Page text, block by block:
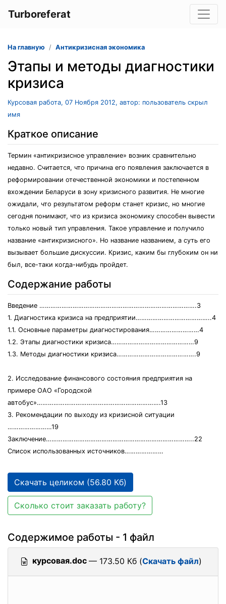
Turboreferat
На главную Антикризисная экономика
Этапы и методы диагностики
кризиса
Курсовая работа, 07 Ноября 2012, автор: пользователь скрыл
имя
Краткое описание
Термин «антикризисное управление» возник сравнительно
недавно. Считается, что причина его появления заключается в
реформировании отечественной экономики и постепенном
вхождении Беларуси в зону кризисного развития. Не многие
ожидали, что результатом реформ станет кризис, но многие
сегодня понимают, что из кризиса экономику способен вывести
только новый тип управления. Такое управление и получило
название «антикризисного». Но название названием, а суть его
вызывает большие дискуссии. Кризис, каким бы глубоким он ни
был, все-таки когда-нибудь пройдет.
Содержание работы
Введение ………………………………………………………………………….3
1. Диагностика кризиса на предприятии…………………………………..4
1.1. Основные параметры диагностирования………………………4
1.2. Этапы диагностики кризиса………………………………………9
1.3. Методы диагностики кризиса…………………………………….9
2. Исследование финансового состояния предприятия на
примере ОАО «Городской
автобус»………………………………………………………….13
3. Рекомендации по выходу из кризисной ситуации
……………………19
Заключение……………………………………………………………………..22
Список использованных источников…………………
Скачать целиком (56.80 Кб)
Сколько стоит заказать работу?
Содержимое работы - 1 файл
курсовая.doc — 173.50 Кб (Скачать файл)